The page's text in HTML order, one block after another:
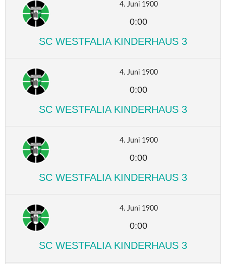
4. Juni 1900
0:00
SC WESTFALIA KINDERHAUS 3
4. Juni 1900
0:00
SC WESTFALIA KINDERHAUS 3
4. Juni 1900
0:00
SC WESTFALIA KINDERHAUS 3
4. Juni 1900
0:00
SC WESTFALIA KINDERHAUS 3